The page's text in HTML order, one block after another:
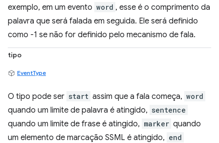
exemplo, em um evento word , esse é o comprimento da
palavra que será falada em seguida. Ele será definido
como -1 se não for definido pelo mecanismo de fala.
tipo
EventType
O tipo pode ser start assim que a fala começa, word
quando um limite de palavra é atingido, sentence
quando um limite de frase é atingido, marker quando
um elemento de marcação SSML é atingido, end